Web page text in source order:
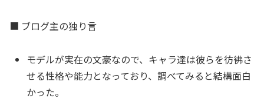
■ ブログ主の独り言
モデルが実在の文豪なので、キャラ達は彼らを彷彿さ
せる性格や能力となっており、調べてみると結構面白
かった。